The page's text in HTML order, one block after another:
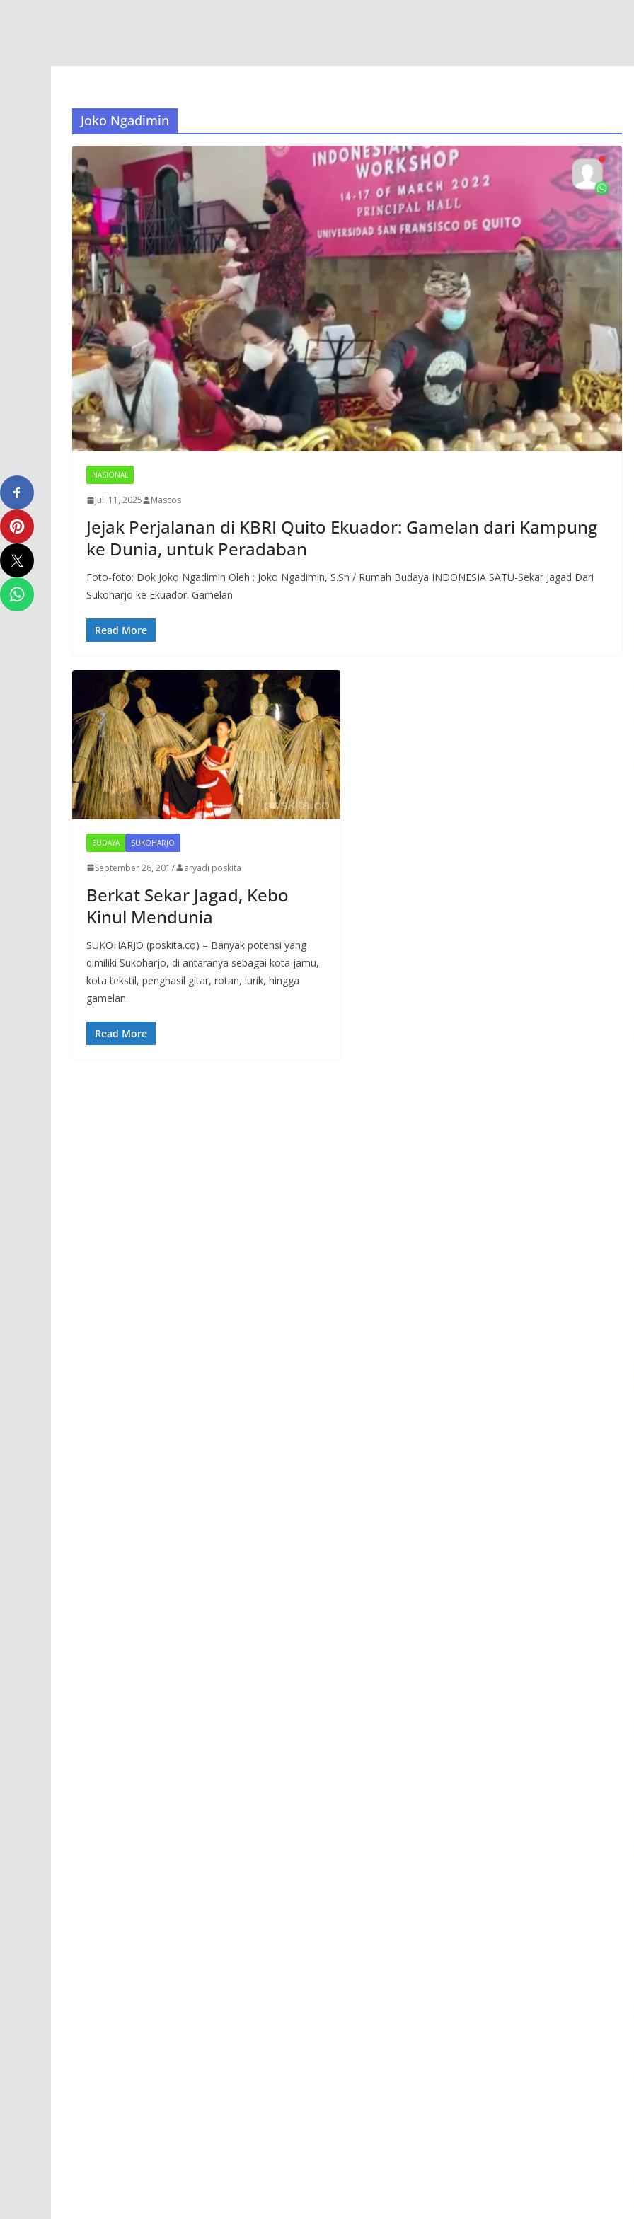
Joko Ngadimin
NASIONAL
Juli 11, 2025 Mascos
Jejak Perjalanan di KBRI Quito Ekuador: Gamelan dari Kampung
ke Dunia, untuk Peradaban
Foto-foto: Dok Joko Ngadimin Oleh : Joko Ngadimin, S.Sn / Rumah Budaya INDONESIA SATU-Sekar Jagad Dari
Sukoharjo ke Ekuador: Gamelan
Read More
BUDAYA SUKOHARJO
September 26, 2017 aryadi poskita
Berkat Sekar Jagad, Kebo
Kinul Mendunia
SUKOHARJO (poskita.co) – Banyak potensi yang
dimiliki Sukoharjo, di antaranya sebagai kota jamu,
kota tekstil, penghasil gitar, rotan, lurik, hingga
gamelan.
Read More